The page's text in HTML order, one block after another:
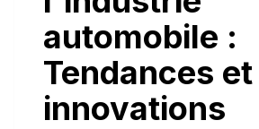
automobile :
Tendances et
innovations